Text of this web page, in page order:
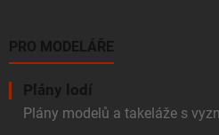
PRO MODELÁŘE
Plány lodí
Plány modelů a takeláže s